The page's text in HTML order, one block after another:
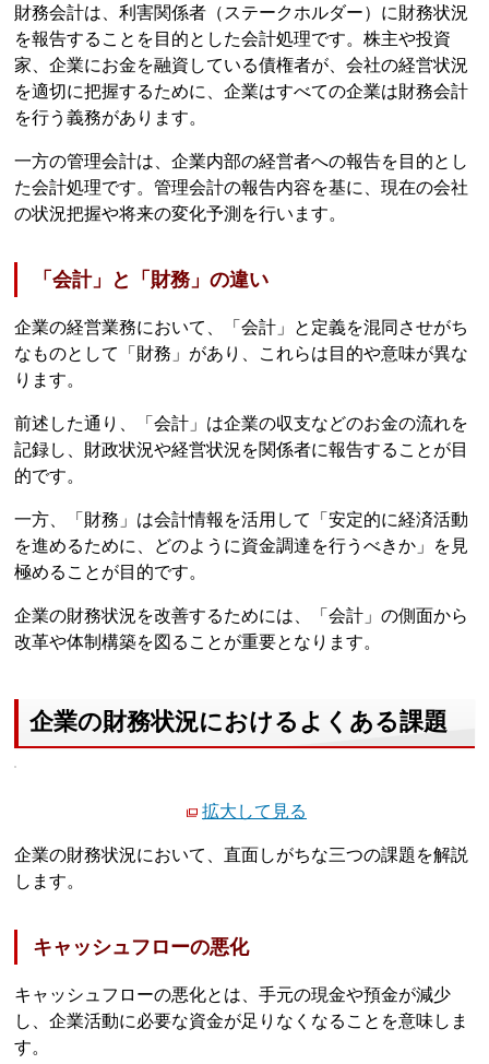
財務会計は、利害関係者（ステークホルダー）に財務状況
を報告することを目的とした会計処理です。株主や投資
家、企業にお金を融資している債権者が、会社の経営状況
を適切に把握するために、企業はすべての企業は財務会計
を行う義務があります。
一方の管理会計は、企業内部の経営者への報告を目的とし
た会計処理です。管理会計の報告内容を基に、現在の会社
の状況把握や将来の変化予測を行います。
「会計」と「財務」の違い
企業の経営業務において、「会計」と定義を混同させがち
なものとして「財務」があり、これらは目的や意味が異な
ります。
前述した通り、「会計」は企業の収支などのお金の流れを
記録し、財政状況や経営状況を関係者に報告することが目
的です。
一方、「財務」は会計情報を活用して「安定的に経済活動
を進めるために、どのように資金調達を行うべきか」を見
極めることが目的です。
企業の財務状況を改善するためには、「会計」の側面から
改革や体制構築を図ることが重要となります。
企業の財務状況におけるよくある課題
拡大して見る
企業の財務状況において、直面しがちな三つの課題を解説
します。
キャッシュフローの悪化
キャッシュフローの悪化とは、手元の現金や預金が減少
し、企業活動に必要な資金が足りなくなることを意味しま
す。